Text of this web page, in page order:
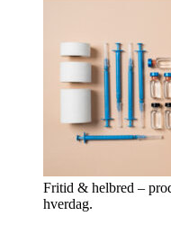
Fritid & helbred –
hverdag.